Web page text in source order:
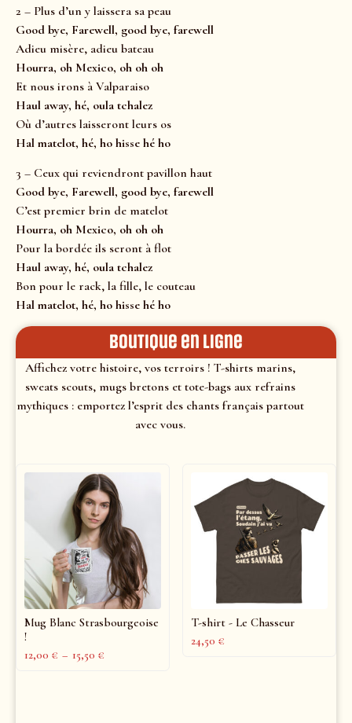
2 – Plus d’un y laissera sa peau
Good bye, Farewell, good bye, farewell
Adieu misère, adieu bateau
Hourra, oh Mexico, oh oh oh
Et nous irons à Valparaiso
Haul away, hé, oula tchalez
Où d’autres laisseront leurs os
Hal matelot, hé, ho hisse hé ho
3 – Ceux qui reviendront pavillon haut
Good bye, Farewell, good bye, farewell
C’est premier brin de matelot
Hourra, oh Mexico, oh oh oh
Pour la bordée ils seront à flot
Haul away, hé, oula tchalez
Bon pour le rack, la fille, le couteau
Hal matelot, hé, ho hisse hé ho
Boutique en ligne
Affichez votre histoire, vos terroirs ! T-shirts marins,
sweats scouts, mugs bretons et tote-bags aux refrains
mythiques : emportez l’esprit des chants français partout
avec vous.
Mug Blanc Strasbourgeoise
!
12,00 € – 15,50 €
T-shirt - Le Chasseur
24,50 €